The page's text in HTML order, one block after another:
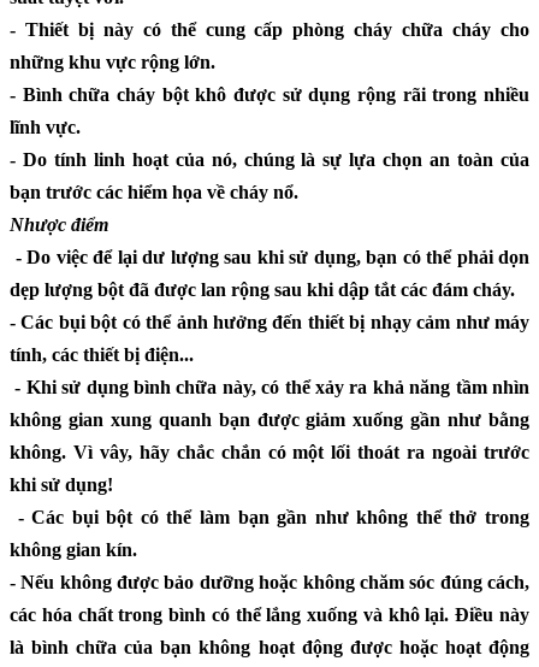
- Thiết bị này có thể cung cấp phòng cháy chữa cháy cho
những khu vực rộng lớn.
- Bình chữa cháy bột khô được sử dụng rộng rãi trong nhiều
lĩnh vực.
- Do tính linh hoạt của nó, chúng là sự lựa chọn an toàn của
bạn trước các hiểm họa về cháy nổ.
Nhược điểm
- Do việc để lại dư lượng sau khi sử dụng, bạn có thể phải dọn
dẹp lượng bột đã được lan rộng sau khi dập tắt các đám cháy.
- Các bụi bột có thể ảnh hưởng đến thiết bị nhạy cảm như máy
tính, các thiết bị điện...
- Khi sử dụng bình chữa này, có thể xảy ra khả năng tầm nhìn
không gian xung quanh bạn được giảm xuống gần như bằng
không. Vì vây, hãy chắc chắn có một lối thoát ra ngoài trước
khi sử dụng!
- Các bụi bột có thể làm bạn gần như không thể thở trong
không gian kín.
- Nếu không được bảo dưỡng hoặc không chăm sóc đúng cách,
các hóa chất trong bình có thể lắng xuống và khô lại. Điều này
là bình chữa của bạn không hoạt động được hoặc hoạt động